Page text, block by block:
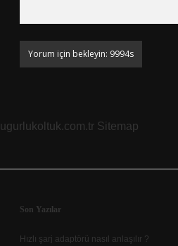
ugurlukoltuk.com.tr Sitemap
Sidebar
Son Yazılar
Hızlı şarj adaptörü nasıl anlaşılır ?